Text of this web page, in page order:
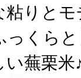
りとモ
っくら
蕪栗米